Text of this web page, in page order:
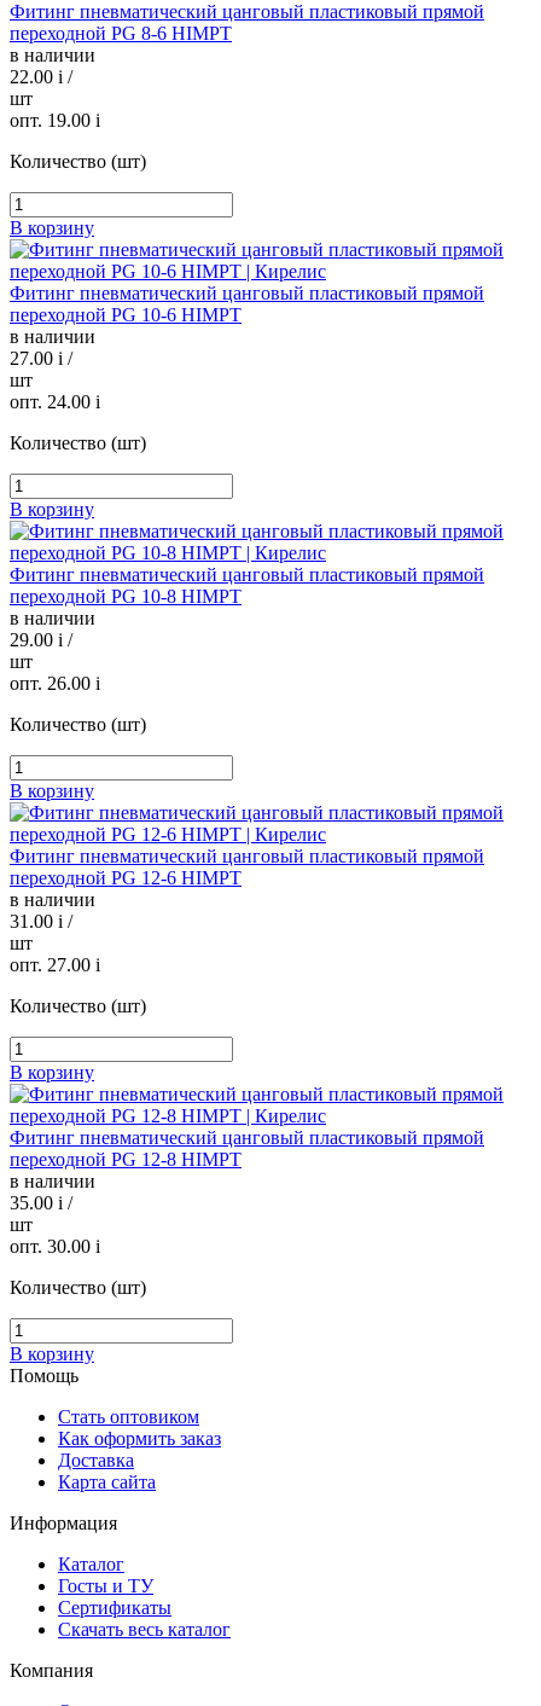
Фитинг пневматический цанговый пластиковый прямой
переходной PG 8-6 HIMPT
в наличии
22.00 i /
шт
опт. 19.00 i
Количество (шт)
В корзину
Фитинг пневматический цанговый пластиковый прямой
переходной PG 10-6 HIMPT
в наличии
27.00 i /
шт
опт. 24.00 i
Количество (шт)
В корзину
Фитинг пневматический цанговый пластиковый прямой
переходной PG 10-8 HIMPT
в наличии
29.00 i /
шт
опт. 26.00 i
Количество (шт)
В корзину
Фитинг пневматический цанговый пластиковый прямой
переходной PG 12-6 HIMPT
в наличии
31.00 i /
шт
опт. 27.00 i
Количество (шт)
В корзину
Фитинг пневматический цанговый пластиковый прямой
переходной PG 12-8 HIMPT
в наличии
35.00 i /
шт
опт. 30.00 i
Количество (шт)
В корзину
Помощь
Стать оптовиком
Как оформить заказ
Доставка
Карта сайта
Информация
Каталог
Госты и ТУ
Сертификаты
Скачать весь каталог
Компания